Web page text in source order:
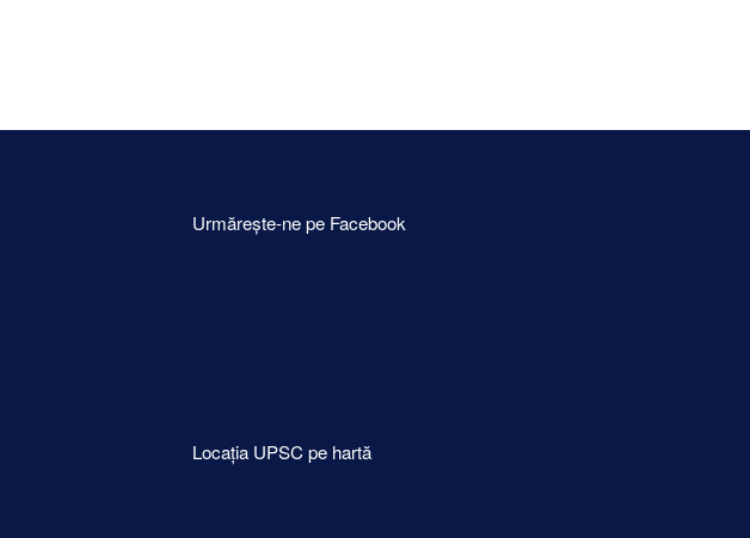
Urmărește-ne pe Facebook
Locația UPSC pe hartă